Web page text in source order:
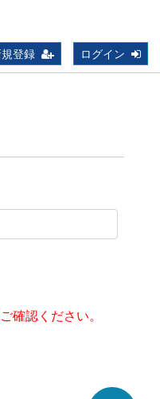
規登録 ログイン
確認ください。